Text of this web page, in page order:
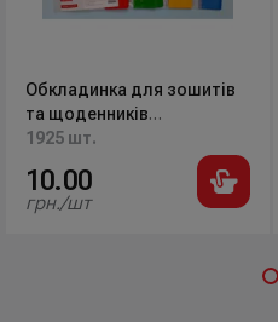
Обкладинка для зошитів
та щоденників
210*345мм., 140мкм.,
1925 шт.
10.00
грн./шт